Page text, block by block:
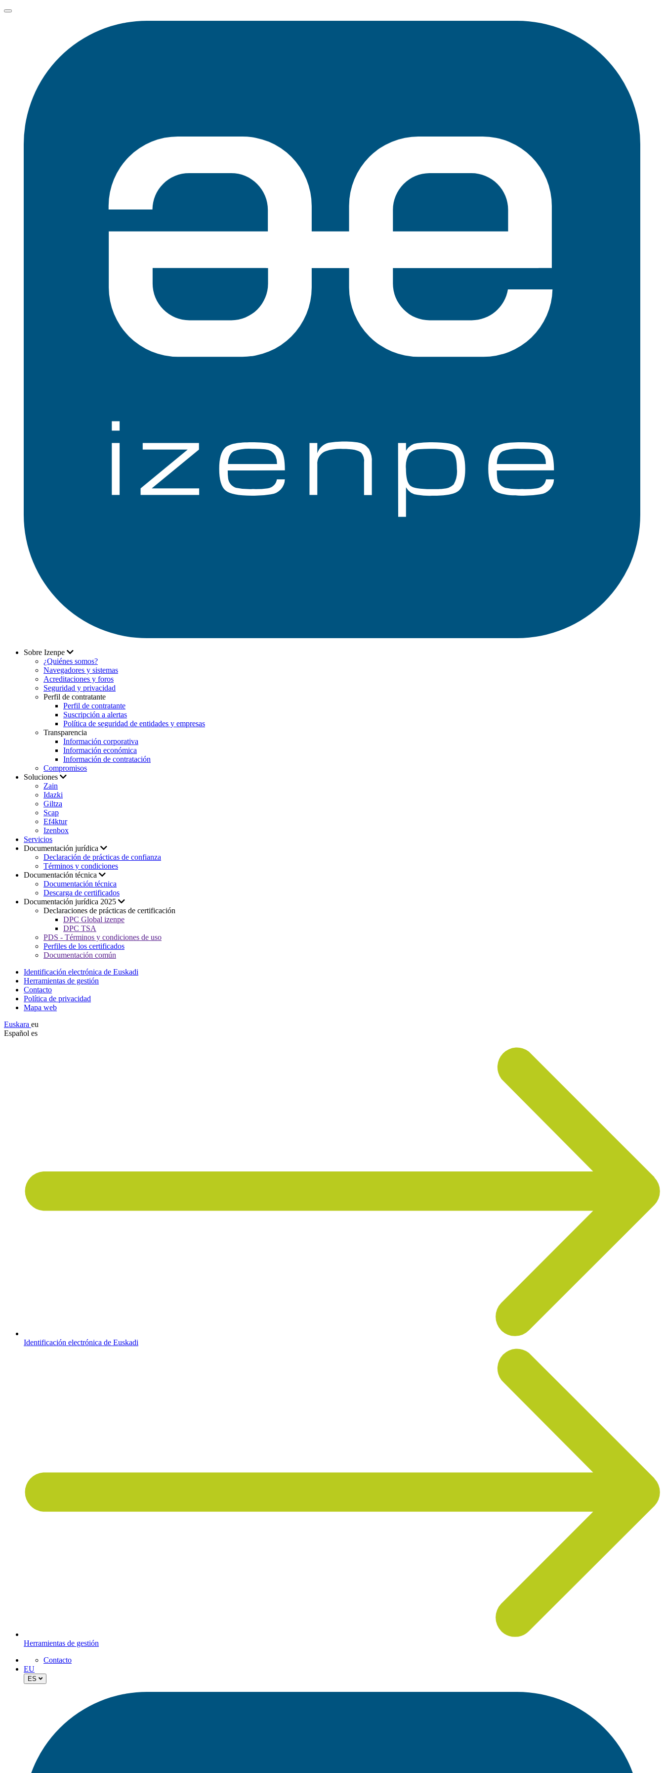
Sobre Izenpe
¿Quiénes somos?
Navegadores y sistemas
Acreditaciones y foros
Seguridad y privacidad
Perfil de contratante
Perfil de contratante
Suscripción a alertas
Política de seguridad de entidades y empresas
Transparencia
Información corporativa
Información económica
Información de contratación
Compromisos
Soluciones
Zain
Idazki
Giltza
Scap
Ef4ktur
Izenbox
Servicios
Documentación jurídica
Declaración de prácticas de confianza
Términos y condiciones
Documentación técnica
Documentación técnica
Descarga de certificados
Documentación jurídica 2025
Declaraciones de prácticas de certificación
DPC Global izenpe
DPC TSA
PDS - Términos y condiciones de uso
Perfiles de los certificados
Documentación común
Identificación electrónica de Euskadi
Herramientas de gestión
Contacto
Política de privacidad
Mapa web
Euskara eu
Español es
Identificación electrónica de Euskadi
Herramientas de gestión
Contacto
EU
ES